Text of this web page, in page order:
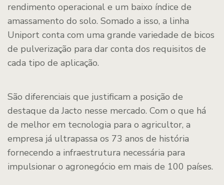
rendimento operacional e um baixo índice de
amassamento do solo. Somado a isso, a linha
Uniport conta com uma grande variedade de bicos
de pulverização para dar conta dos requisitos de
cada tipo de aplicação.
São diferenciais que justificam a posição de
destaque da Jacto nesse mercado. Com o que há
de melhor em tecnologia para o agricultor, a
empresa já ultrapassa os 73 anos de história
fornecendo a infraestrutura necessária para
impulsionar o agronegócio em mais de 100 países.